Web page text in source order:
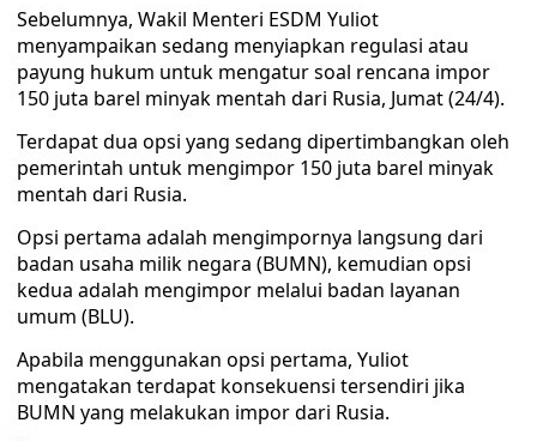
Sebelumnya, Wakil Menteri ESDM Yuliot
menyampaikan sedang menyiapkan regulasi atau
payung hukum untuk mengatur soal rencana impor
150 juta barel minyak mentah dari Rusia, Jumat (24/4).
Terdapat dua opsi yang sedang dipertimbangkan oleh
pemerintah untuk mengimpor 150 juta barel minyak
mentah dari Rusia.
Opsi pertama adalah mengimpornya langsung dari
badan usaha milik negara (BUMN), kemudian opsi
kedua adalah mengimpor melalui badan layanan
umum (BLU).
Apabila menggunakan opsi pertama, Yuliot
mengatakan terdapat konsekuensi tersendiri jika
BUMN yang melakukan impor dari Rusia.